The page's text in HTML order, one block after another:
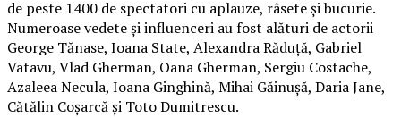
de peste 1400 de spectatori cu aplauze, râsete și bucurie.
Numeroase vedete și influenceri au fost alături de actorii
George Tănase, Ioana State, Alexandra Răduță, Gabriel
Vatavu, Vlad Gherman, Oana Gherman, Sergiu Costache,
Azaleea Necula, Ioana Ginghină, Mihai Găinușă, Daria Jane,
Cătălin Coșarcă și Toto Dumitrescu.